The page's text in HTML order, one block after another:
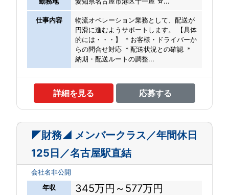
仕事内容
物流オペレーション業務として、配送が
円滑に進むようサポートします。 【具体
的には・・・】 ＊お客様・ドライバーか
らの問合せ対応 ＊配送状況との確認 ＊
納期・配送ルートの調整...
詳細を見る 応募する
◤財務◢ メンバークラス／年間休日
125日／名古屋駅直結
会社名非公開
年収
345万円～577万円